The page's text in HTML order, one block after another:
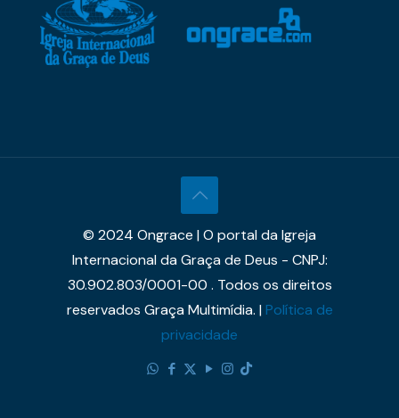
© 2024 Ongrace | O portal da Igreja
Internacional da Graça de Deus - CNPJ:
30.902.803/0001-00 . Todos os direitos
reservados Graça Multimídia. |Política de
privacidade